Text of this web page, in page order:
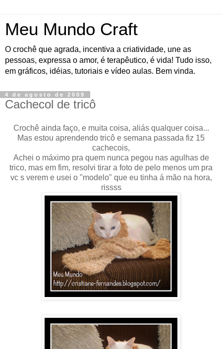
Meu Mundo Craft
O crochê que agrada, incentiva a criatividade, une as
pessoas, expressa o amor, é terapêutico, é vida! Tudo isso,
em gráficos, idéias, tutoriais e vídeo aulas. Bem vinda.
4 de agosto de 2009
Cachecol de tricô
Crochê ainda faço, e muita coisa, aliás qualquer coisa...
Mas estou aprendendo tricô e semana passada fiz 15
cachecois,
Achei o máximo pra quem nunca pegou nas agulhas de
trico, mas em fim, resolvi tirar a foto de pelo menos um pra
vc s verem e usei o "modelo" que eu tinha á mão na hora,
rissss